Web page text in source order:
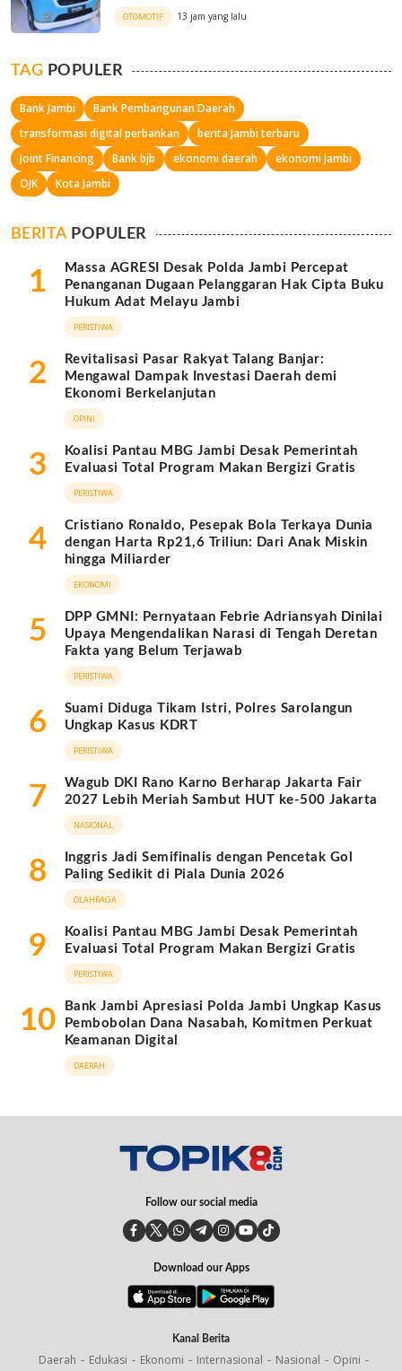
OTOMOTIF 13 jam yang lalu
TAG POPULER
Bank Jambi
Bank Pembangunan Daerah
transformasi digital perbankan
berita Jambi terbaru
Joint Financing
Bank bjb ekonomi daerah
ekonomi Jambi
OJK
Kota Jambi
BERITAPOPULER
1
Massa AGRESI Desak Polda Jambi Percepat
Penanganan Dugaan Pelanggaran Hak Cipta Buku
Hukum Adat Melayu Jambi
PERISTIWA
2
Revitalisasi Pasar Rakyat Talang Banjar:
Mengawal Dampak Investasi Daerah demi
Ekonomi Berkelanjutan
OPINI
3
Koalisi Pantau MBG Jambi Desak Pemerintah
Evaluasi Total Program Makan Bergizi Gratis
PERISTIWA
4
Cristiano Ronaldo, Pesepak Bola Terkaya Dunia
dengan Harta Rp21,6 Triliun: Dari Anak Miskin
hingga Miliarder
EKONOMI
5
DPP GMNI: Pernyataan Febrie Adriansyah Dinilai
Upaya Mengendalikan Narasi di Tengah Deretan
Fakta yang Belum Terjawab
PERISTIWA
6
Suami Diduga Tikam Istri, Polres Sarolangun
Ungkap Kasus KDRT
PERISTIWA
7
Wagub DKI Rano Karno Berharap Jakarta Fair
2027 Lebih Meriah Sambut HUT ke-500 Jakarta
NASIONAL
8
Inggris Jadi Semifinalis dengan Pencetak Gol
Paling Sedikit di Piala Dunia 2026
OLAHRAGA
9
Koalisi Pantau MBG Jambi Desak Pemerintah
Evaluasi Total Program Makan Bergizi Gratis
PERISTIWA
10
Bank Jambi Apresiasi Polda Jambi Ungkap Kasus
Pembobolan Dana Nasabah, Komitmen Perkuat
Keamanan Digital
DAERAH
Follow our social media
Download our Apps
Kanal Berita
Daerah Edukasi Ekonomi Internasional Nasional
Opini